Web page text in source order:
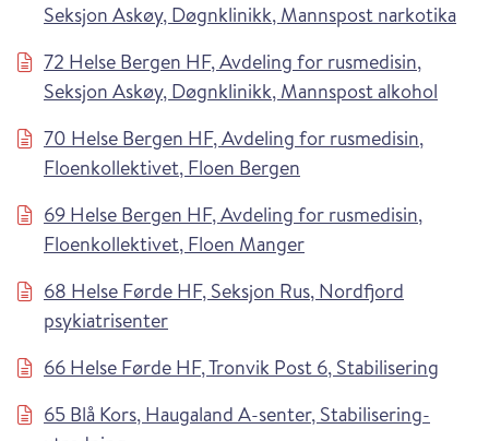
Seksjon Askøy, Døgnklinikk, Mannspost narkotika
72 Helse Bergen HF, Avdeling for rusmedisin,
Seksjon Askøy, Døgnklinikk, Mannspost alkohol
70 Helse Bergen HF, Avdeling for rusmedisin,
Floenkollektivet, Floen Bergen
69 Helse Bergen HF, Avdeling for rusmedisin,
Floenkollektivet, Floen Manger
68 Helse Førde HF, Seksjon Rus, Nordfjord
psykiatrisenter
66 Helse Førde HF, Tronvik Post 6, Stabilisering
65 Blå Kors, Haugaland A-senter, Stabilisering-